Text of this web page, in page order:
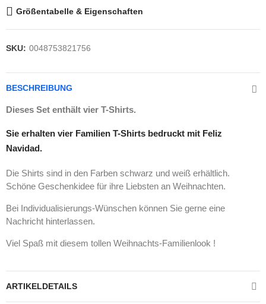
Größentabelle & Eigenschaften
SKU: 0048753821756
BESCHREIBUNG
Dieses Set enthält vier T-Shirts.
Sie erhalten vier Familien T-Shirts bedruckt mit Feliz
Navidad.
Die Shirts sind in den Farben schwarz und weiß erhältlich.
Schöne Geschenkidee für ihre Liebsten an Weihnachten.
Bei Individualisierungs-Wünschen können Sie gerne eine
Nachricht hinterlassen.
Viel Spaß mit diesem tollen Weihnachts-Familienlook !
ARTIKELDETAILS